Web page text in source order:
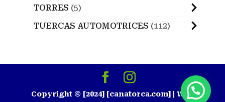
TORRES 5
TUERCAS AUTOMOTRICES 112
Copyright © [2024] [canatorca.com] | Web